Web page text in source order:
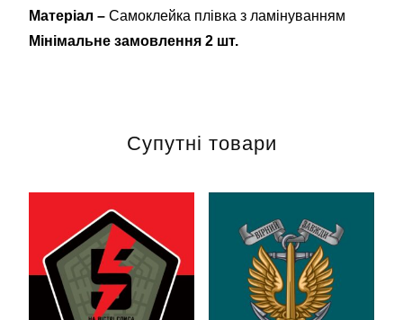
Матеріал – Самоклейка плівка з ламінуванням
Мінімальне замовлення 2 шт.
Супутні товари